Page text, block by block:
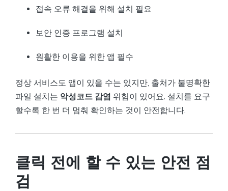
접속 오류 해결을 위해 설치 필요
보안 인증 프로그램 설치
원활한 이용을 위한 앱 필수
정상 서비스도 앱이 있을 수는 있지만, 출처가 불명확한
파일 설치는 악성코드 감염 위험이 있어요. 설치를 요구
할수록 한 번 더 멈춰 확인하는 것이 안전합니다.
클릭 전에 할 수 있는 안전 점
검